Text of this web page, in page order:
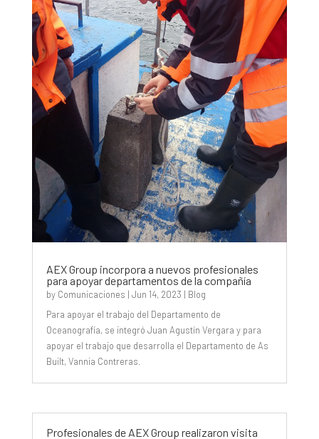
AEX Group incorpora a nuevos profesionales
para apoyar departamentos de la compañía
by Comunicaciones | Jun 14, 2023 | Blog
Para apoyar el trabajo del Departamento de
Oceanografía, se integró Juan Agustín Vergara y para
apoyar el trabajo que desarrolla el Departamento de As
Built, Vannia Contreras.
Profesionales de AEX Group realizaron visita